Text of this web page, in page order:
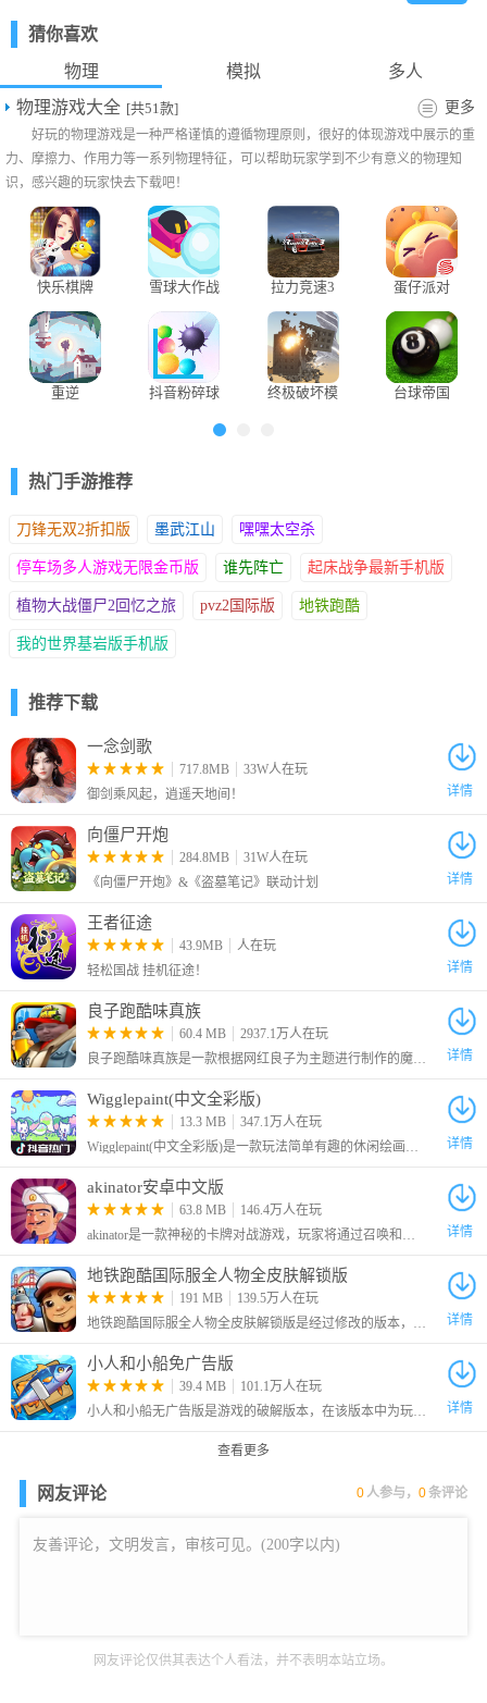
3、完成设置后返回主页，点击"开始"按钮，正式踏入这场趣味冒
险。
4、进入角色选择界面，挑选心仪的动物形象，为攀登之旅做好准
备。
5、进入游戏初期，请仔细查阅屏幕上的基础操作指引，掌握移动
技巧。
猜你喜欢
物理
模拟
多人
物理游戏大全 [共51款] 更多
好玩的物理游戏是一种严格谨慎的遵循物理原则，很好的体现游戏中展示的重
力、摩擦力、作用力等一系列物理特征，可以帮助玩家学到不少有意义的物理知
识，感兴趣的玩家快去下载吧！
快乐棋牌
雪球大作战
拉力竞速3
蛋仔派对
际版
重逆
抖音粉碎球
终极破坏模
台球帝国
热门手游推荐
刀锋无双2折扣版 墨武江山 嘿嘿太空杀
停车场多人游戏无限金币版 谁先阵亡 起床战争最新手机版
植物大战僵尸2回忆之旅 pvz2国际版 地铁跑酷
我的世界基岩版手机版
推荐下载
一念剑歌
717.8MB
33W人在玩
御剑乘风起，逍遥天地间！
详情
向僵尸开炮
284.8MB
31W人在玩
《向僵尸开炮》&《盗墓笔记》联动计划
详情
王者征途
43.9MB
人在玩
轻松国战 挂机征途！
详情
良子跑酷味真族
60.4 MB
2937.1万人在玩
良子跑酷味真族是一款根据网红良子为主题进行制作的魔改地铁跑酷游戏，游戏原本的主角杰克变成了我们的大胃袋良子，跑酷路上的金币也变成了良子最爱吃的焖子！
详情
Wigglepaint(中文全彩版)
13.3 MB
347.1万人在玩
Wigglepaint(中文全彩版)是一款玩法简单有趣的休闲绘画涂鸦游戏，本次为大家带来的是中文全彩版本，该版本由B站UP主“角赤pulupo”制作，支持中文还有十六种色彩画笔，让你可以自由绘画涂鸦！
详情
akinator安卓中文版
63.8 MB
146.4万人在玩
akinator是一款神秘的卡牌对战游戏，玩家将通过召唤和组合各种神秘的卡牌来战斗，感兴趣的小伙伴快来试试吧！
详情
地铁跑酷国际服全人物全皮肤解锁版
191 MB
139.5万人在玩
地铁跑酷国际服全人物全皮肤解锁版是经过修改的版本，大家在游戏中可以自由的选择角色，还解锁全部的皮肤，让你可以对角色进行自由的装扮，从而有着更加个性化的效果。
详情
小人和小船免广告版
39.4 MB
101.1万人在玩
小人和小船无广告版是游戏的破解版本，在该版本中为玩家去除了广告，玩家可以不看广告直接获得奖励。这是一款休闲模拟游戏，在游戏中玩家将化身为航海家，你需要做的就是不断的召唤钓鱼。
详情
查看更多
网友评论 0 人参与，0条评论
网友评论仅供其表达个人看法，并不表明本站立场。